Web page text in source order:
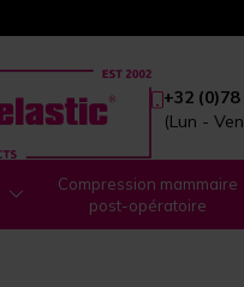
+32 (0)78
(Lun -
Compression mammaire
post-opératoire